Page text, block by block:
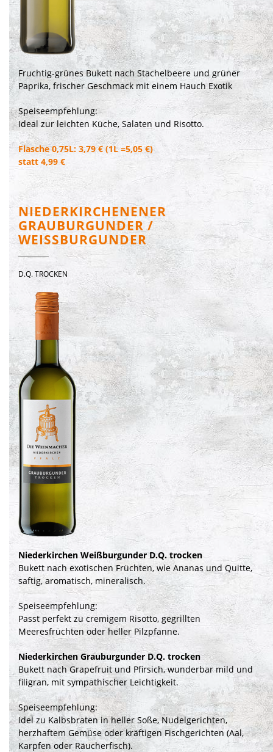
Fruchtig-grünes Bukett nach Stachelbeere und grüner
Paprika, frischer Geschmack mit einem Hauch Exotik
Speiseempfehlung:
Ideal zur leichten Küche, Salaten und Risotto.
Flasche 0,75L: 3,79 € (1L =5,05 €)
statt 4,99 €
NIEDERKIRCHENENER
GRAUBURGUNDER /
WEISSBURGUNDER
D.Q. TROCKEN
Niederkirchen Weißburgunder D.Q. trocken
Bukett nach exotischen Früchten, wie Ananas und Quitte,
saftig, aromatisch, mineralisch.
Speiseempfehlung:
Passt perfekt zu cremigem Risotto, gegrillten
Meeresfrüchten oder heller Pilzpfanne.
Niederkirchen Grauburgunder D.Q. trocken
Bukett nach Grapefruit und Pfirsich, wunderbar mild und
filigran, mit sympathischer Leichtigkeit.
Speiseempfehlung:
Idel zu Kalbsbraten in heller Soße, Nudelgerichten,
herzhaftem Gemüse oder kräftigen Fischgerichten (Aal,
Karpfen oder Räucherfisch).